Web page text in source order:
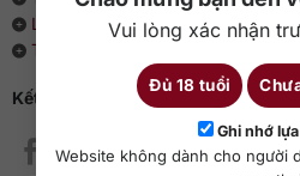
Vui lòng xác nhận
Đủ 18 tuổi
Ghi nhớ
Website không dành cho người
Liên hệ với QKAWine
Tin tức và sự kiện
Kết nối với QKAWine